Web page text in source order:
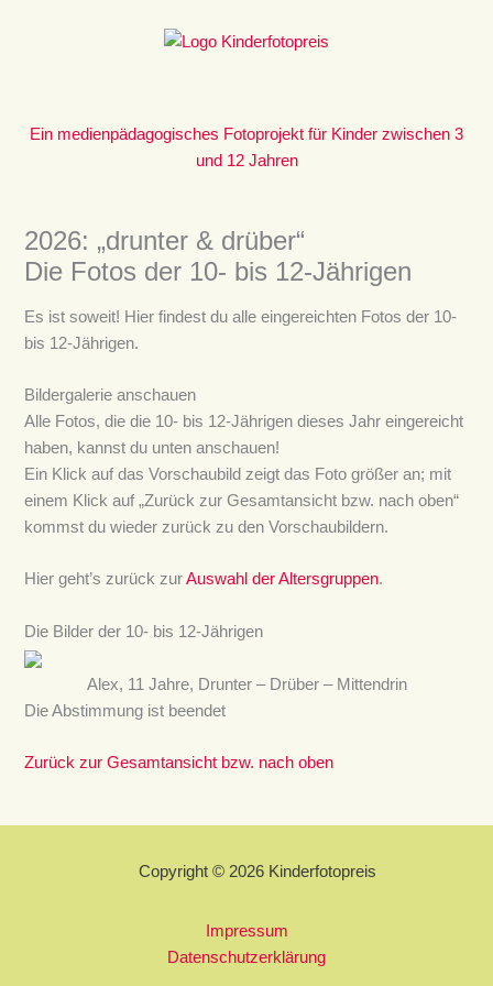
Ein medienpädagogisches Fotoprojekt für Kinder zwischen 3
und 12 Jahren
2026: „drunter & drüber“
Die Fotos der 10- bis 12-Jährigen
Es ist soweit! Hier findest du alle eingereichten Fotos der 10-
bis 12-Jährigen.
Bildergalerie anschauen
Alle Fotos, die die 10- bis 12-Jährigen dieses Jahr eingereicht
haben, kannst du unten anschauen!
Ein Klick auf das Vorschaubild zeigt das Foto größer an; mit
einem Klick auf „Zurück zur Gesamtansicht bzw. nach oben“
kommst du wieder zurück zu den Vorschaubildern.
Hier geht’s zurück zurAuswahl der Altersgruppen.
Die Bilder der 10- bis 12-Jährigen
Alex, 11 Jahre, Drunter – Drüber – Mittendrin
Die Abstimmung ist beendet
Zurück zur Gesamtansicht bzw. nach oben
Copyright © 2026 Kinderfotopreis
Impressum
Datenschutzerklärung